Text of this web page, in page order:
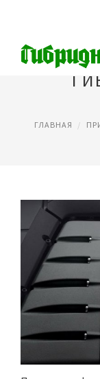
ГЛАВНАЯ